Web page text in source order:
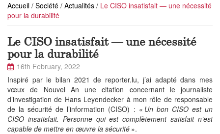
Accueil / Société / Actualités / Le CISO insatisfait — une nécessité
pour la durabilité
Le CISO insatisfait — une nécessité
pour la durabilité
16th February, 2022
Inspiré par le bilan 2021 de reporter.lu, j’ai adapté dans mes
vœux de Nouvel An une citation concernant le journaliste
d’investigation de Hans Leyendecker à mon rôle de responsable
de la sécurité de l’information (CISO) : « Un bon CISO est un
CISO insatisfait. Personne qui est complètement satisfait n’est
capable de mettre en œuvre la sécurité ».